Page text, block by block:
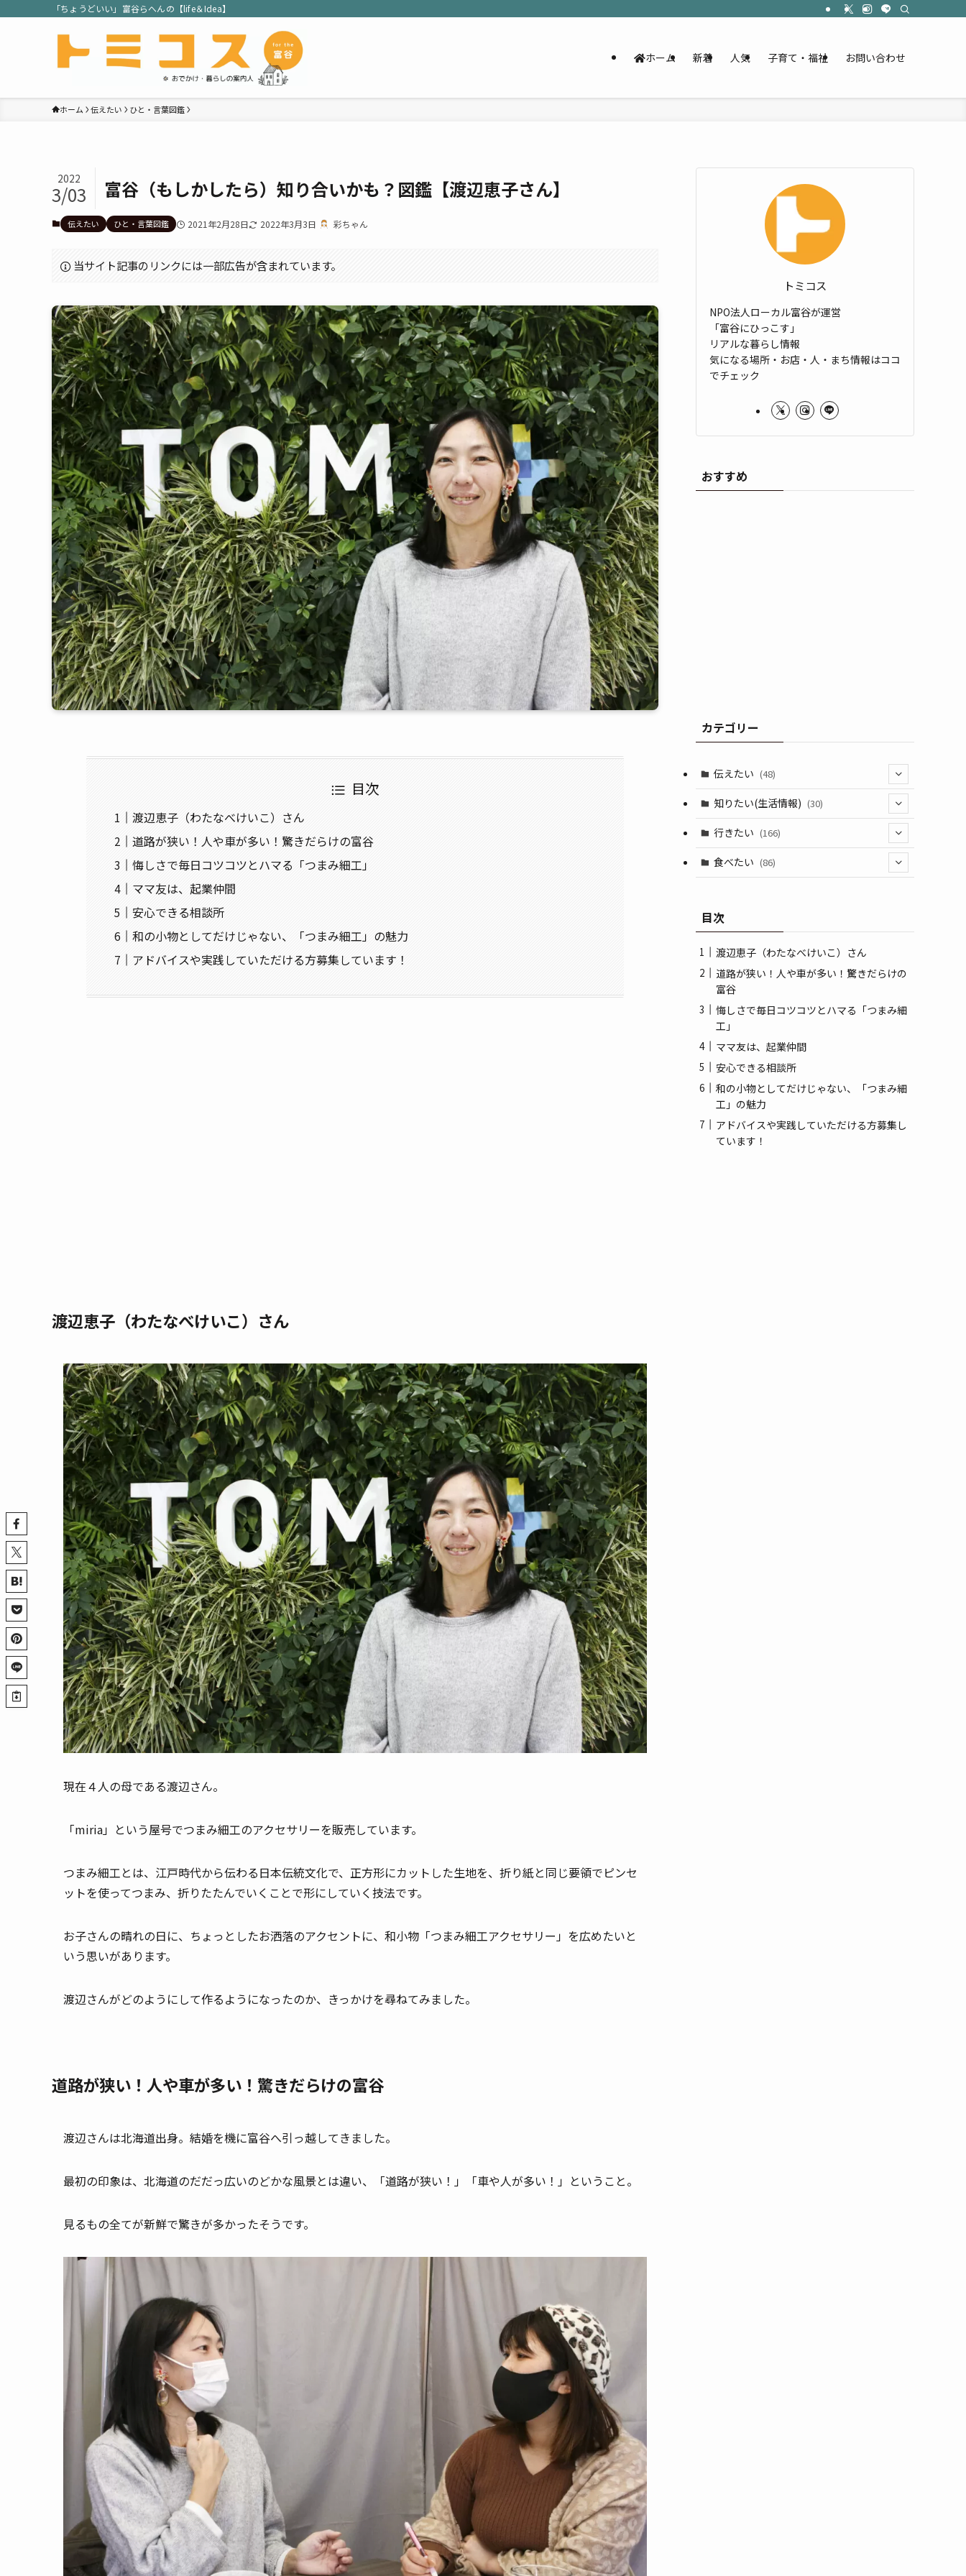
「ちょうどいい」富谷らへんの【life＆Idea】
ホーム 新着 人気 子育て・福祉 お問い合わせ
ホーム 伝えたい ひと・言葉図鑑
富谷（もしかしたら）知り合いかも？図鑑【渡辺恵子さん】
2022
3/03
伝えたい ひと・言葉図鑑 2021年2月28日 2022年3月3日 彩ちゃん
当サイト記事のリンクには一部広告が含まれています。
目次
渡辺恵子（わたなべけいこ）さん
道路が狭い！人や車が多い！驚きだらけの富谷
悔しさで毎日コツコツとハマる「つまみ細工」
ママ友は、起業仲間
安心できる相談所
和の小物としてだけじゃない、「つまみ細工」の魅力
アドバイスや実践していただける方募集しています！
渡辺恵子（わたなべけいこ）さん
現在４人の母である渡辺さん。
「miria」という屋号でつまみ細工のアクセサリーを販売しています。
つまみ細工とは、江戸時代から伝わる日本伝統文化で、正方形にカットした生地を、折り紙と同じ要領でピンセ
ットを使ってつまみ、折りたたんでいくことで形にしていく技法です。
お子さんの晴れの日に、ちょっとしたお洒落のアクセントに、和小物「つまみ細工アクセサリー」を広めたいと
いう思いがあります。
渡辺さんがどのようにして作るようになったのか、きっかけを尋ねてみました。
道路が狭い！人や車が多い！驚きだらけの富谷
渡辺さんは北海道出身。結婚を機に富谷へ引っ越してきました。
最初の印象は、北海道のだだっ広いのどかな風景とは違い、「道路が狭い！」「車や人が多い！」ということ。
見るもの全てが新鮮で驚きが多かったそうです。
トミコス
NPO法人ローカル富谷が運営
「富谷にひっこす」
リアルな暮らし情報
気になる場所・お店・人・まち情報はココ
でチェック
おすすめ
カテゴリー
伝えたい (48)
(44)
(1)
知りたい(生活情報) (30)
(10)
(11)
行きたい (166)
(18)
食べたい (86)
(3)
(3)
目次
渡辺恵子（わたなべけいこ）さん
道路が狭い！人や車が多い！驚きだらけの
富谷
悔しさで毎日コツコツとハマる「つまみ細
工」
ママ友は、起業仲間
安心できる相談所
和の小物としてだけじゃない、「つまみ細
工」の魅力
アドバイスや実践していただける方募集し
ています！